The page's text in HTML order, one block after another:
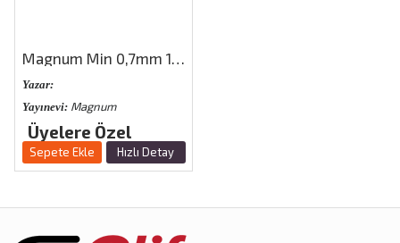
Magnum Min 0,7mm 120 Lik No:14
Yazar:
Yayınevi:Magnum
Üyelere Özel
Sepete Ekle Hızlı Detay